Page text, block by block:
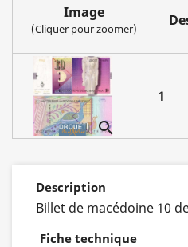
Image
(Cliquer pour zoomer)

1
Description
Billet de macédoine 10
Fiche technique